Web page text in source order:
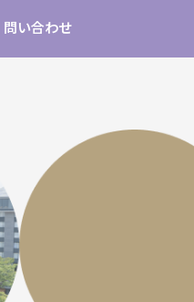
問い合わせ